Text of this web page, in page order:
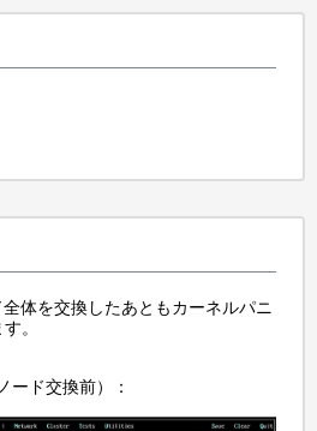
体を交換したあともカーネルパニ
。
ード交換前）：